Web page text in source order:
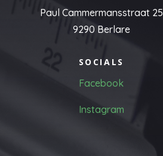
Paul Cammermansstraat 25
9290 Berlare
SOCIALS
Facebook
Instagram